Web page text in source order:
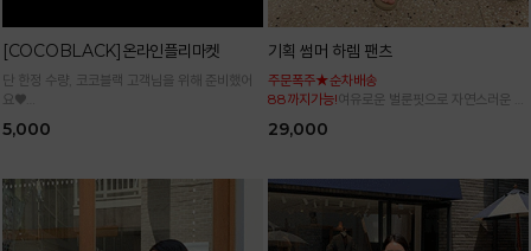
[COCOBLACK]온라인플리마켓
단 한정 수량, 코코블랙 고객님을 위해 준비했어
요♥
장해 보세요
5,000
기획 썸머 하렘 팬츠
주문폭주★순차배송
88까지가능!여유로운 벌룬핏으로 자연스러운 체
29,000